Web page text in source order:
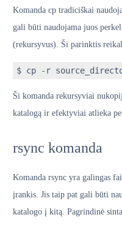
Komanda cp tradiciškai
gali būti naudojama juos
(rekursyvus). Ši parinktis
$ cp -r
Ši komanda rekursyviai
katalogą ir efektyviai atlieka
rsync komanda
Komanda rsync yra galingas
įrankis. Jis taip pat gali būti
katalogo į kitą. Pagrindinė